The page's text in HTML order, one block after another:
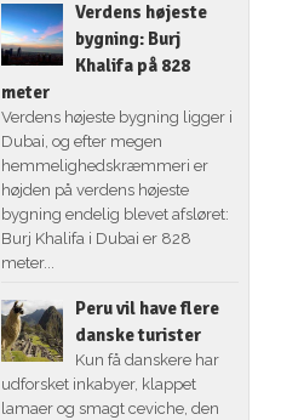
Verdens højeste
bygning: Burj
Khalifa på 828
meter
Verdens højeste bygning ligger i
Dubai, og efter megen
hemmelighedskræmmeri er
højden på verdens højeste
bygning endelig blevet afsløret:
Burj Khalifa i Dubai er 828
meter...
Peru vil have flere
danske turister
Kun få danskere har
udforsket inkabyer, klappet
lamaer og smagt ceviche, den